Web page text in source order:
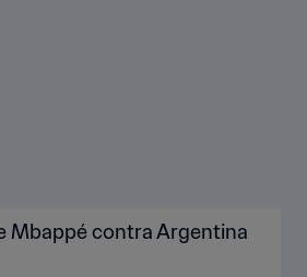
Mbappé contra Argentina